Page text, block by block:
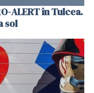
ALERT în Tulcea.
sol